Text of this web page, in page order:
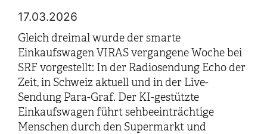
17.03.2026
Gleich dreimal wurde der smarte
Einkaufswagen VIRAS vergangene Woche bei
SRF vorgestellt: In der Radiosendung Echo der
Zeit, in Schweiz aktuell und in der Live-
Sendung Para-Graf. Der KI-gestützte
Einkaufswagen führt sehbeeinträchtige
Menschen durch den Supermarkt und